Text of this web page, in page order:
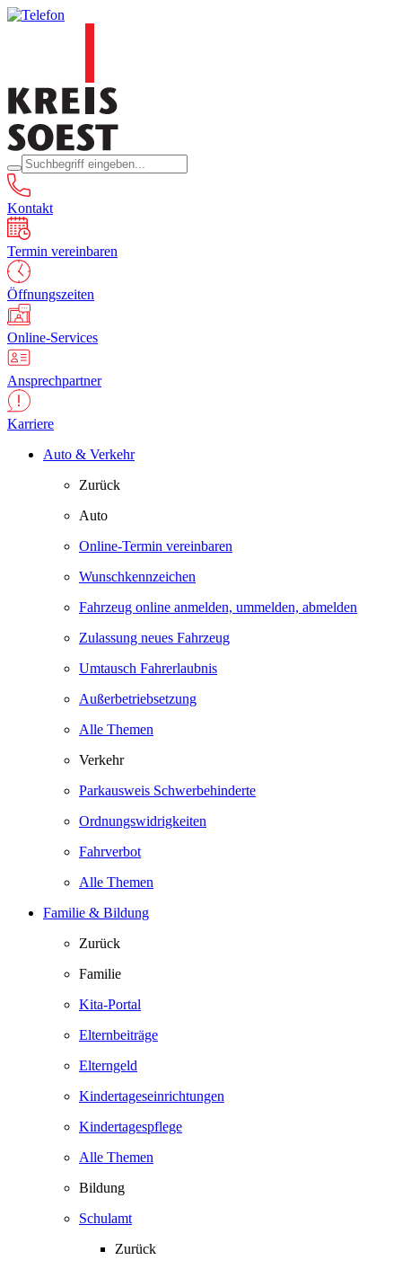
Kontakt
Termin vereinbaren
Öffnungszeiten
Online-Services
Ansprechpartner
Karriere
Auto & Verkehr
Zurück
Auto
Online-Termin vereinbaren
Wunschkennzeichen
Fahrzeug online anmelden, ummelden, abmelden
Zulassung neues Fahrzeug
Umtausch Fahrerlaubnis
Außerbetriebsetzung
Alle Themen
Verkehr
Parkausweis Schwerbehinderte
Ordnungswidrigkeiten
Fahrverbot
Alle Themen
Familie & Bildung
Zurück
Familie
Kita-Portal
Elternbeiträge
Elterngeld
Kindertageseinrichtungen
Kindertagespflege
Alle Themen
Bildung
Schulamt
Zurück